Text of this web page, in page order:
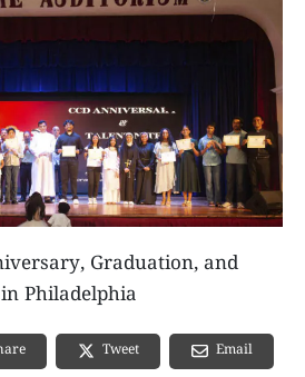
Graduation, and
Philadelphia
Tweet Email